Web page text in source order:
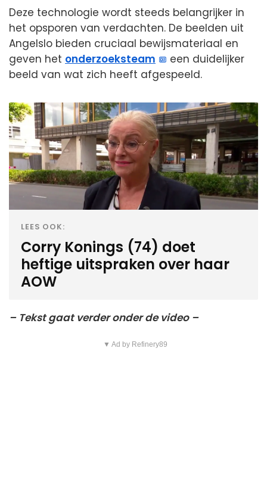
Deze technologie wordt steeds belangrijker in
het opsporen van verdachten. De beelden uit
Angelslo bieden cruciaal bewijsmateriaal en
geven het onderzoeksteam
een duidelijker
beeld van wat zich heeft afgespeeld.
LEES OOK:
Corry Konings (74) doet
heftige uitspraken over haar
AOW
– Tekst gaat verder onder de video –
▼ Ad by Refinery89